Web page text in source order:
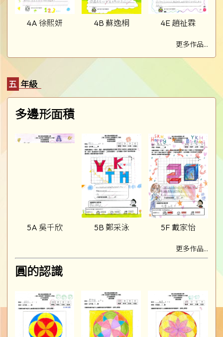
4A 徐熙妍 4B 蘇逸桐 4E 趙祉霖
更多作品...
五年級
多邊形面積
5A 吳千欣 5B 鄭采泳 5F 戴家怡
更多作品...
圓的認識